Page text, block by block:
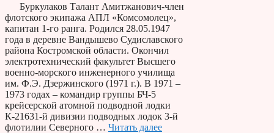
Буркулаков Талант Амитжанович-член
флотского экипажа АПЛ «Комсомолец»,
капитан 1-го ранга. Родился 28.05.1947
года в деревне Вандышево Судиславского
района Костромской области. Окончил
электротехнический факультет Высшего
военно-морского инженерного училища
им. Ф.Э. Дзержинского (1971 г.). В 1971 –
1973 годах – командир группы БЧ-5
крейсерской атомной подводной лодки
К-21631-й дивизии подводных лодок 3-й
флотилии Северного … Читать далее